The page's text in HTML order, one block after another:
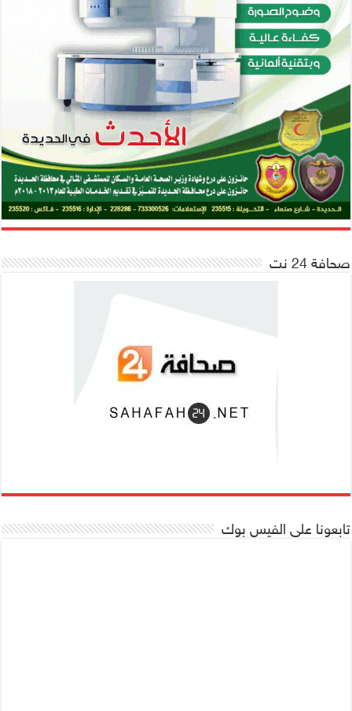
صحافة 24 نت
تابعونا على الفيس بوك